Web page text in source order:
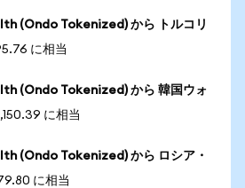
(Ondo Tokenized) から トルコリ
に相当
(Ondo Tokenized) から 韓国ウォ
に相当
(Ondo Tokenized) から ロシア・
に相当